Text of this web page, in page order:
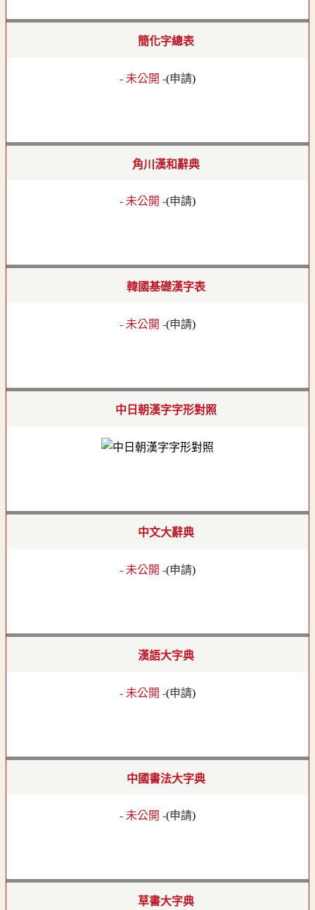
簡化字總表
- 未公開 -(申請)
角川漢和辭典
- 未公開 -(申請)
韓國基礎漢字表
- 未公開 -(申請)
中日朝漢字字形對照
中文大辭典
- 未公開 -(申請)
漢語大字典
- 未公開 -(申請)
中國書法大字典
- 未公開 -(申請)
草書大字典